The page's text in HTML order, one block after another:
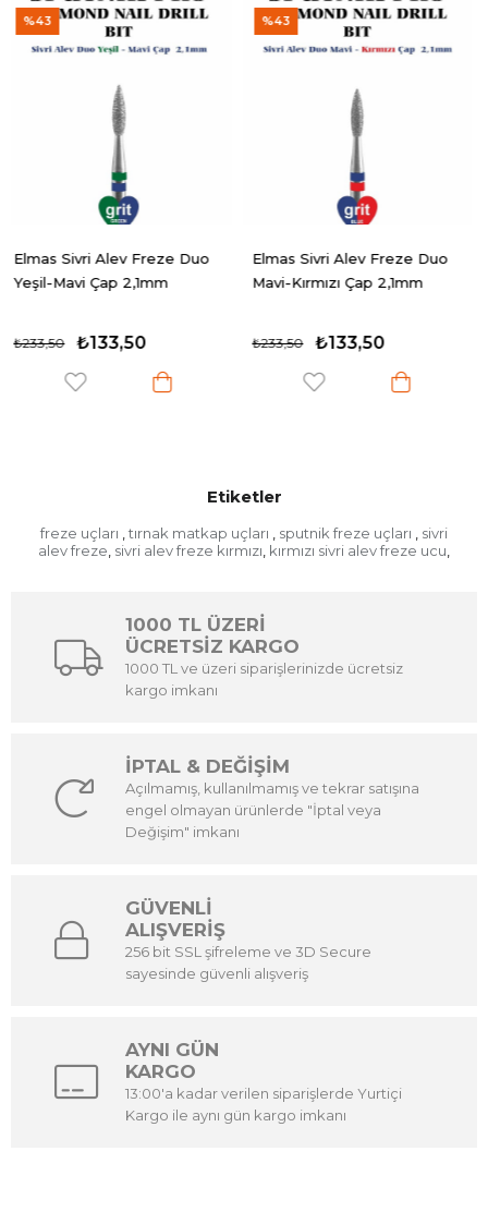
Duo
Elmas Sivri Alev Freze Duo
Mavi-Kırmızı Çap 2,1mm
₺233,50
%43
Elmas Oval Armut
Mavi Çap 4,0mm
₺118,50
₺218,50
%46
Etiketler
freze uçları , tırnak matkap uçları , sputnik freze uçları , sivri
alev freze, sivri alev freze kırmızı, kırmızı sivri alev freze ucu,
1000 TL ÜZERİ
ÜCRETSİZ KARGO
1000 TL ve üzeri siparişlerinizde ücretsiz
kargo imkanı
İPTAL & DEĞİŞİM
Açılmamış, kullanılmamış ve tekrar satışına
engel olmayan ürünlerde "İptal veya
Değişim" imkanı
GÜVENLİ
ALIŞVERİŞ
256 bit SSL şifreleme ve 3D Secure
sayesinde güvenli alışveriş
AYNI GÜN
KARGO
13:00'a kadar verilen siparişlerde Yurtiçi
Kargo ile aynı gün kargo imkanı